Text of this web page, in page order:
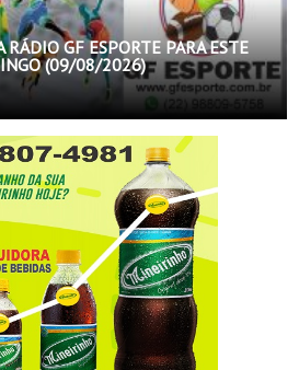
RÁDIO GF ESPORTE PARA ESTE
(09/08/2026)